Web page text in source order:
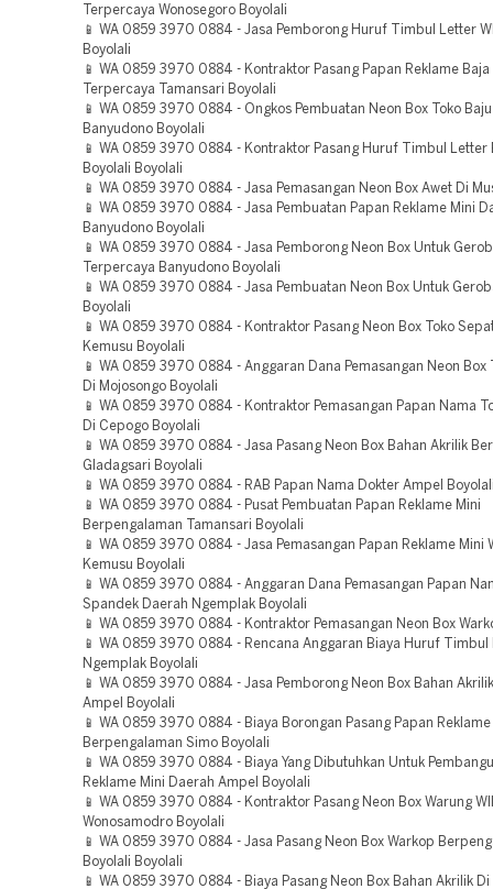
Terpercaya Wonosegoro Boyolali
📱 WA 0859 3970 0884 - Jasa Pemborong Huruf Timbul Letter
Boyolali
📱 WA 0859 3970 0884 - Kontraktor Pasang Papan Reklame Baja
Terpercaya Tamansari Boyolali
📱 WA 0859 3970 0884 - Ongkos Pembuatan Neon Box Toko
Banyudono Boyolali
📱 WA 0859 3970 0884 - Kontraktor Pasang Huruf Timbul Letter
Boyolali Boyolali
📱 WA 0859 3970 0884 - Jasa Pemasangan Neon Box Awet Di
📱 WA 0859 3970 0884 - Jasa Pembuatan Papan Reklame Mini
Banyudono Boyolali
📱 WA 0859 3970 0884 - Jasa Pemborong Neon Box Untuk
Terpercaya Banyudono Boyolali
📱 WA 0859 3970 0884 - Jasa Pembuatan Neon Box Untuk
Boyolali
📱 WA 0859 3970 0884 - Kontraktor Pasang Neon Box Toko
Kemusu Boyolali
📱 WA 0859 3970 0884 - Anggaran Dana Pemasangan Neon Box
Di Mojosongo Boyolali
📱 WA 0859 3970 0884 - Kontraktor Pemasangan Papan Nama
Di Cepogo Boyolali
📱 WA 0859 3970 0884 - Jasa Pasang Neon Box Bahan Akrilik
Gladagsari Boyolali
📱 WA 0859 3970 0884 - RAB Papan Nama Dokter Ampel
📱 WA 0859 3970 0884 - Pusat Pembuatan Papan Reklame Mini
Berpengalaman Tamansari Boyolali
📱 WA 0859 3970 0884 - Jasa Pemasangan Papan Reklame Mini
Kemusu Boyolali
📱 WA 0859 3970 0884 - Anggaran Dana Pemasangan Papan
Spandek Daerah Ngemplak Boyolali
📱 WA 0859 3970 0884 - Kontraktor Pemasangan Neon Box
📱 WA 0859 3970 0884 - Rencana Anggaran Biaya Huruf Timbul
Ngemplak Boyolali
📱 WA 0859 3970 0884 - Jasa Pemborong Neon Box Bahan
Ampel Boyolali
📱 WA 0859 3970 0884 - Biaya Borongan Pasang Papan Reklame
Berpengalaman Simo Boyolali
📱 WA 0859 3970 0884 - Biaya Yang Dibutuhkan Untuk
Reklame Mini Daerah Ampel Boyolali
📱 WA 0859 3970 0884 - Kontraktor Pasang Neon Box Warung
Wonosamodro Boyolali
📱 WA 0859 3970 0884 - Jasa Pasang Neon Box Warkop
Boyolali Boyolali
📱 WA 0859 3970 0884 - Biaya Pasang Neon Box Bahan Akrilik Di